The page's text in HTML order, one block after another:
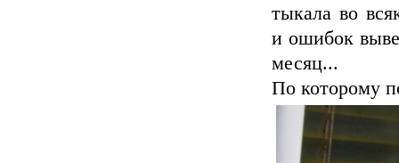
тыкала во
и ошибок
месяц...
По которому